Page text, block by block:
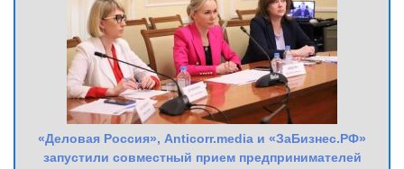
«Деловая Россия», Anticorr.media и «ЗаБизнес.РФ»
запустили совместный прием предпринимателей